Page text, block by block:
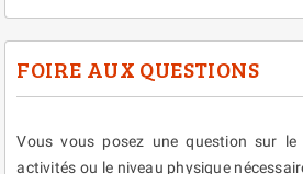
FOIRE AUX QUESTIONS
Vous vous posez une question sur
activités ou le niveau physique